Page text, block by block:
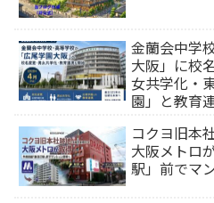
金蘭会中学
大阪」に校
女共学化・
園」と教育
コクヨ旧本
大阪メトロ
駅」前でマ